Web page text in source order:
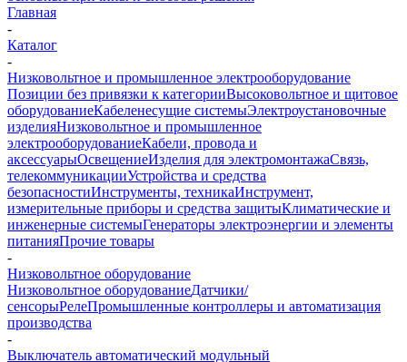
Главная
-
Каталог
-
Низковольтное и промышленное электрооборудование
Позиции без привязки к категорииВысоковольтное и щитовое
оборудованиеКабеленесущие системыЭлектроустановочные
изделияНизковольтное и промышленное
электрооборудованиеКабели, провода и
аксессуарыОсвещениеИзделия для электромонтажаСвязь,
телекоммуникацииУстройства и средства
безопасностиИнструменты, техникаИнструмент,
измерительные приборы и средства защитыКлиматические и
инженерные системыГенераторы электроэнергии и элементы
питанияПрочие товары
-
Низковольтное оборудование
Низковольтное оборудованиеДатчики/
сенсорыРелеПромышленные контроллеры и автоматизация
производства
-
Выключатель автоматический модульный